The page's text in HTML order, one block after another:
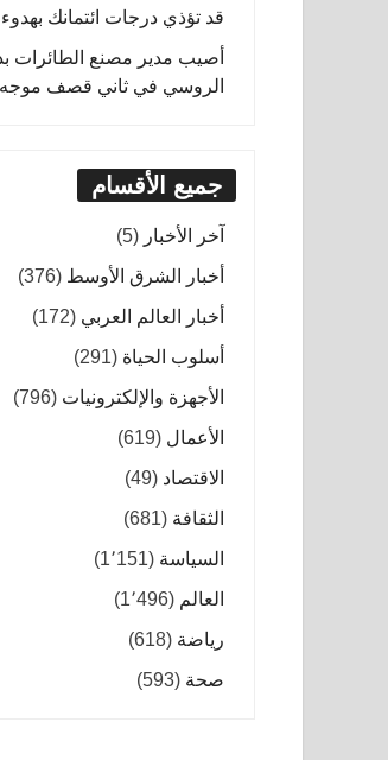
قد تؤذي درجات ائتمانك بهدوء
أصيب مدير مصنع الطائرات
الروسي في ثاني قصف موجه
جميع الأقسام
آخر الأخبار (5)
أخبار الشرق الأوسط (376)
أخبار العالم العربي (172)
أسلوب الحياة (291)
الأجهزة والإلكترونيات (796)
الأعمال (619)
الاقتصاد (49)
الثقافة (681)
السياسة (1٬151)
العالم (1٬496)
رياضة (618)
صحة (593)